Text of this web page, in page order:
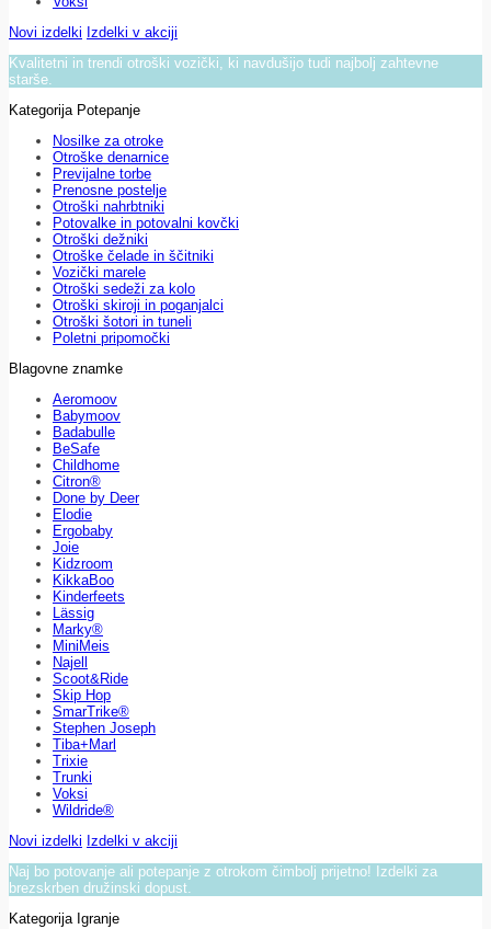
Novi izdelki Izdelki v akciji
Kvalitetni in trendi otroški vozički, ki navdušijo tudi najbolj zahtevne
starše.
Kategorija Potepanje
Nosilke za otroke
Otroške denarnice
Previjalne torbe
Prenosne postelje
Otroški nahrbtniki
Potovalke in potovalni kovčki
Otroški dežniki
Otroške čelade in ščitniki
Vozički marele
Otroški sedeži za kolo
Otroški skiroji in poganjalci
Otroški šotori in tuneli
Poletni pripomočki
Blagovne znamke
Aeromoov
Babymoov
Badabulle
BeSafe
Childhome
Citron®
Done by Deer
Elodie
Ergobaby
Joie
Kidzroom
KikkaBoo
Kinderfeets
Lässig
Marky®
MiniMeis
Najell
Scoot&Ride
Skip Hop
SmarTrike®
Stephen Joseph
Tiba+Marl
Trixie
Trunki
Voksi
Wildride®
Novi izdelki Izdelki v akciji
Naj bo potovanje ali potepanje z otrokom čimbolj prijetno! Izdelki za
brezskrben družinski dopust.
Kategorija Igranje